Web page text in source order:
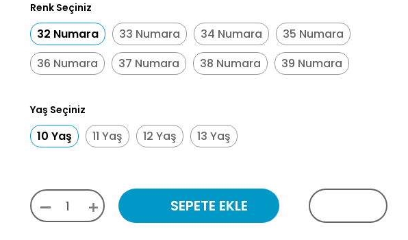
Renk Seçiniz
32 Numara 33 Numara 34 Numara
35 Numara
36 Numara
37 Numara 38 Numara 39 Numara
Yaş Seçiniz
10 Yaş 11 Yaş 12 Yaş 13 Yaş
SEPETE EKLE